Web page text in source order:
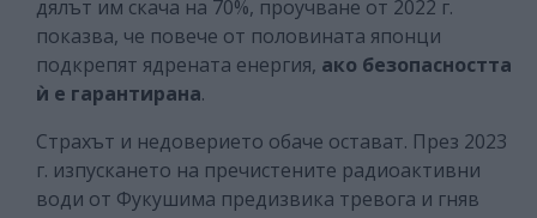
дялът им скача на 70%, проучване от 2022 г.
показва, че повече от половината японци
подкрепят ядрената енергия, ако безопасността
ѝ е гарантирана.
Страхът и недоверието обаче остават. През 2023
г. изпускането на пречистените радиоактивни
води от Фукушима предизвика тревога и гняв